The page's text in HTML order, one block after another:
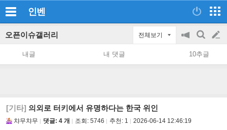
인벤
오픈이슈갤러리 전체보기
공
지
on/off
검
색
글
쓰
내글 내 댓글 10추글
[기타] 의외로 터키에서 유명하다는 한국 위인
챠무챠무 댓글: 4 개 조회: 5746 추천: 1 2026-06-14 12:46:19